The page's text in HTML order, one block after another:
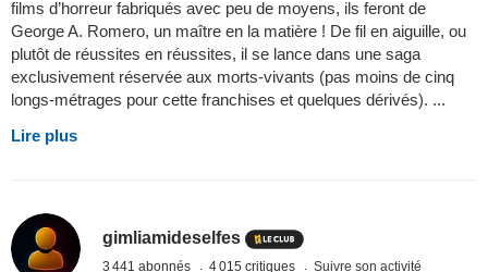
films d’horreur fabriqués avec peu de moyens, ils feront de
George A. Romero, un maître en la matière ! De fil en aiguille, ou
plutôt de réussites en réussites, il se lance dans une saga
exclusivement réservée aux morts-vivants (pas moins de cinq
longs-métrages pour cette franchises et quelques dérivés). ...
Lire plus
gimliamideselfes
3 441 abonnés 4 015 critiques Suivre son activité